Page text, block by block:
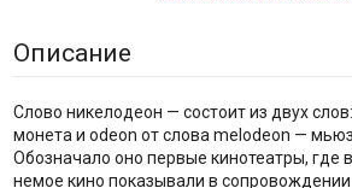
Описание
Слово никелодеон — состоит из двух
монета и odeon от слова melodeon —
Обозначало оно первые кинотеатры, где
немое кино показывали в